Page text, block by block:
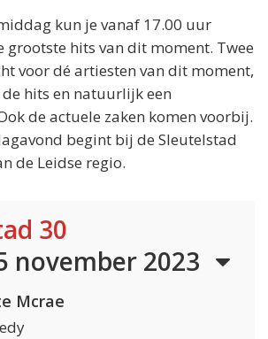
kun je vanaf 17.00 uur
grootste hits van dit moment. Twee
voor dé artiesten van dit moment,
hits en natuurlijk een
de actuele zaken komen voorbij.
begint bij de Sleutelstad
de Leidse regio.
30
november 2023
Mcrae